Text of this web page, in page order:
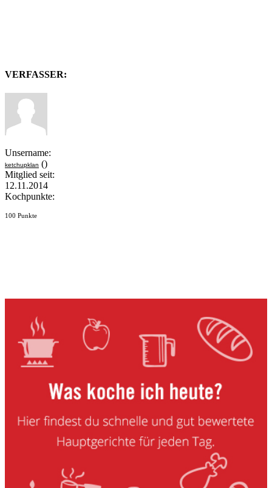
VERFASSER:
Unsername:
ketchupklan ()
Mitglied seit:
12.11.2014
Kochpunkte:
100 Punkte